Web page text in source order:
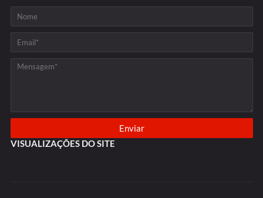
VISUALIZAÇÕES DO SITE